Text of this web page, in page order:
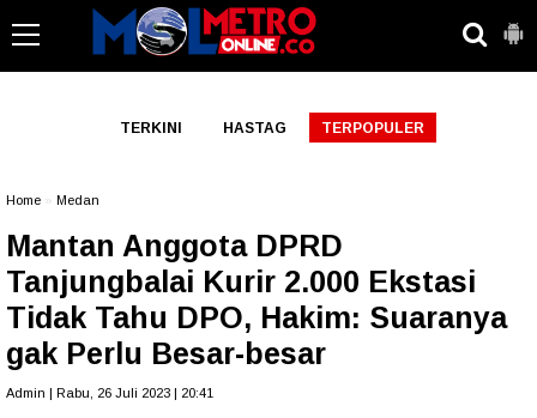
TERKINI HASTAG TERPOPULER
Home Medan
Mantan Anggota DPRD
Tanjungbalai Kurir 2.000 Ekstasi
Tidak Tahu DPO, Hakim: Suaranya
gak Perlu Besar-besar
Admin | Rabu, 26 Juli 2023 | 20:41